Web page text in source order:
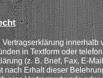
innerhalb
in Textform oder
(z. B. Brief, Fax, E-
nach Erhalt dieser